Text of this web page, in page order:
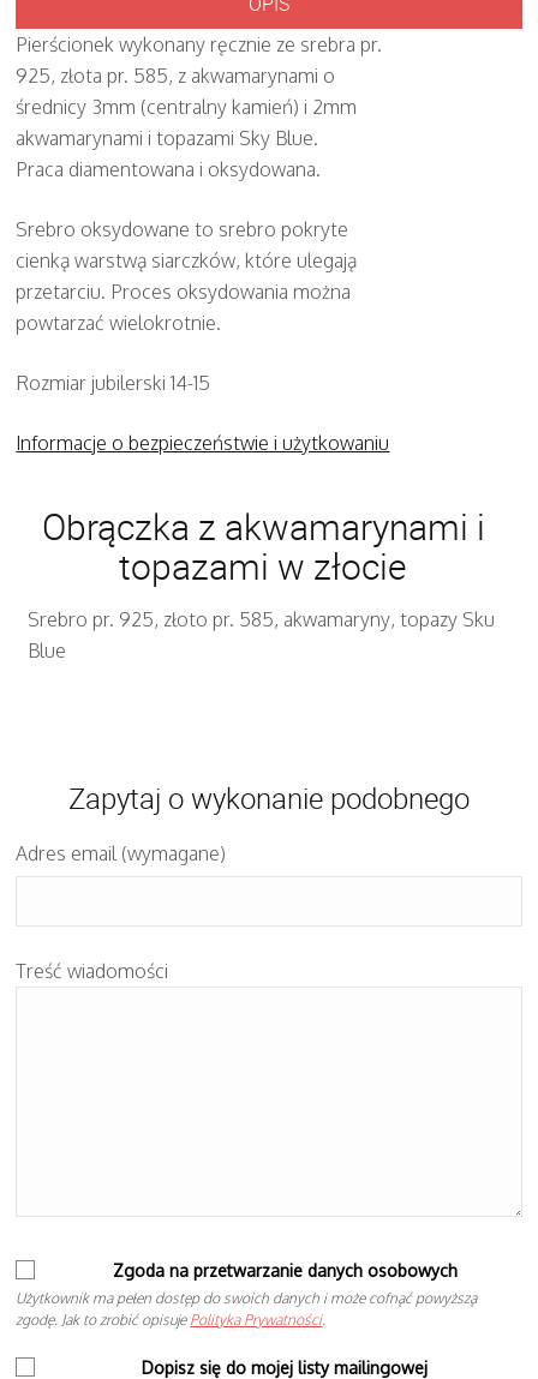
Pierścionek wykonany ręcznie ze srebra pr.
925, złota pr. 585, z akwamarynami o
średnicy 3mm (centralny kamień) i 2mm
akwamarynami i topazami Sky Blue.
Praca diamentowana i oksydowana.
Srebro oksydowane to srebro pokryte
cienką warstwą siarczków, które ulegają
przetarciu. Proces oksydowania można
powtarzać wielokrotnie.
Rozmiar jubilerski 14-15
Informacje o bezpieczeństwie i użytkowaniu
Obrączka z akwamarynami i
topazami w złocie
Srebro pr. 925, złoto pr. 585, akwamaryny, topazy Sku
Blue
Zapytaj o wykonanie podobnego
Adres email (wymagane)
Treść wiadomości
Zgoda na przetwarzanie danych osobowych
Użytkownik ma pełen dostęp do swoich danych i może cofnąć powyższą
zgodę. Jak to zrobić opisuje Polityka Prywatności.
Dopisz się do mojej listy mailingowej